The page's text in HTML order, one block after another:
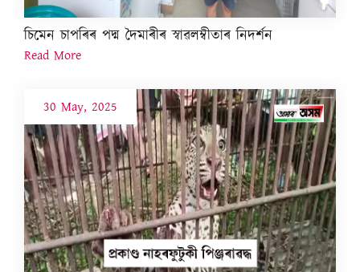
চিমেন চাপৰিৰ পদ্ম দৈমাৰীৰ স্বাৱলম্বীতাৰ নিদৰ্শন
Read More
30 May, 2025